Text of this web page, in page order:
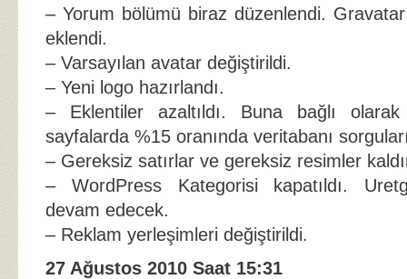
– Yorum bölümü biraz düzenlendi.
eklendi.
– Varsayılan avatar değiştirildi.
– Yeni logo hazırlandı.
– Eklentiler azaltıldı. Buna bağlı
sayfalarda %15 oranında veritabanı
– Gereksiz satırlar ve gereksiz resimler
– WordPress Kategorisi kapatıldı.
devam edecek.
– Reklam yerleşimleri değiştirildi.
27 Ağustos 2010 Saat 15:31